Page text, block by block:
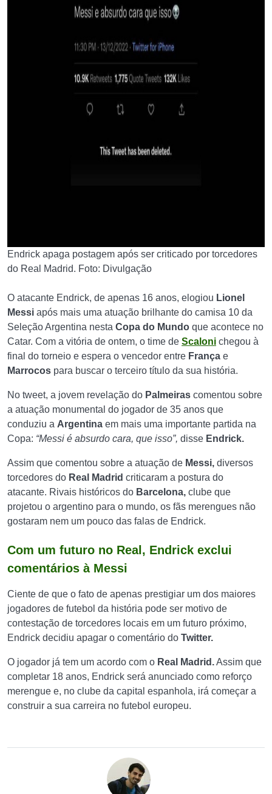
Endrick apaga postagem após ser criticado por torcedores
do Real Madrid. Foto: Divulgação
O atacante Endrick, de apenas 16 anos, elogiou Lionel
Messi após mais uma atuação brilhante do camisa 10 da
Seleção Argentina nesta Copa do Mundo que acontece no
Catar. Com a vitória de ontem, o time de Scaloni chegou à
final do torneio e espera o vencedor entre França e
Marrocos para buscar o terceiro título da sua história.
No tweet, a jovem revelação do Palmeiras comentou sobre
a atuação monumental do jogador de 35 anos que
conduziu a Argentina em mais uma importante partida na
Copa: “Messi é absurdo cara, que isso”, disse Endrick.
Assim que comentou sobre a atuação de Messi, diversos
torcedores do Real Madrid criticaram a postura do
atacante. Rivais históricos do Barcelona, clube que
projetou o argentino para o mundo, os fãs merengues não
gostaram nem um pouco das falas de Endrick.
Com um futuro no Real, Endrick exclui
comentários à Messi
Ciente de que o fato de apenas prestigiar um dos maiores
jogadores de futebol da história pode ser motivo de
contestação de torcedores locais em um futuro próximo,
Endrick decidiu apagar o comentário do Twitter.
O jogador já tem um acordo com o Real Madrid.Assim que
completar 18 anos, Endrick será anunciado como reforço
merengue e, no clube da capital espanhola, irá começar a
construir a sua carreira no futebol europeu.